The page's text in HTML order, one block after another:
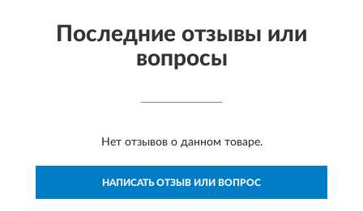
Последние отзывы или
вопросы
Нет отзывов о данном товаре.
НАПИСАТЬ ОТЗЫВ ИЛИ ВОПРОС